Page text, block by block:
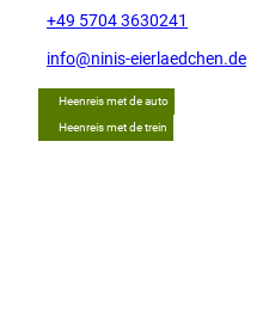
+49 5704 3630241
info@ninis-eierlaedchen.de
Heenreis met de auto
Heenreis met de trein